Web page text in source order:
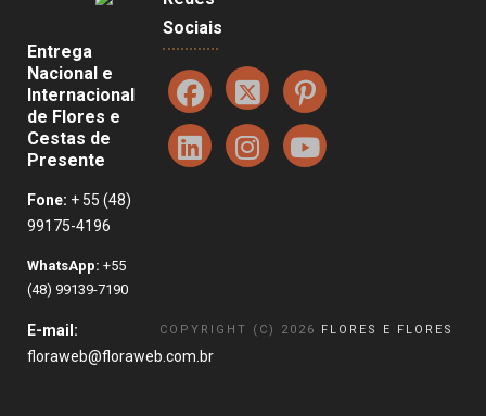
Entrega
Nacional e
Internacional
de Flores e
Cestas de
Presente
Fone: + 55 (48)
99175-4196
WhatsApp: +55
(48) 99139-7190
E-mail:
floraweb@floraweb.com.br
Sociais
COPYRIGHT (C) 2026 FLORES E FLORES